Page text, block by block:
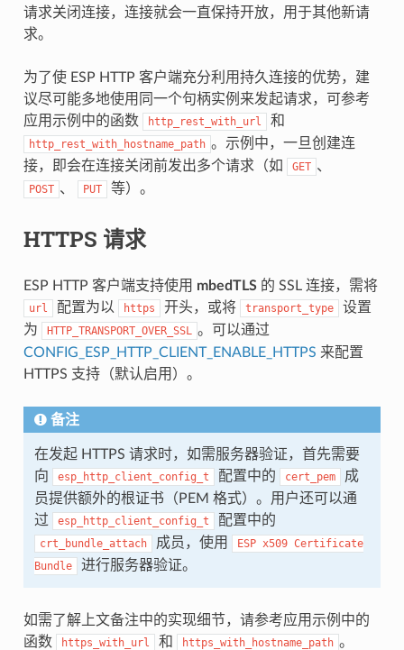
请求关闭连接，连接就会一直保持开放，用于其他新请
求。
为了使 ESP HTTP 客户端充分利用持久连接的优势，建
议尽可能多地使用同一个句柄实例来发起请求，可参考
应用示例中的函数
http_rest_with_url 和
http_rest_with_hostname_path 。示例中，一旦创建连
接，即会在连接关闭前发出多个请求（如
GET 、
POST 、 PUT 等）。
HTTPS 请求
ESP HTTP 客户端支持使用 mbedTLS的 SSL 连接，需将
url 配置为以 https 开头，或将 transport_type
设置
为
HTTP_TRANSPORT_OVER_SSL 。可以通过
CONFIG_ESP_HTTP_CLIENT_ENABLE_HTTPS 来配置
HTTPS 支持（默认启用）。
备注
在发起 HTTPS 请求时，如需服务器验证，首先需要
向
esp_http_client_config_t 配置中的 cert_pem
成
员提供额外的根证书（PEM 格式）。用户还可以通
过
esp_http_client_config_t 配置中的
crt_bundle_attach 成员，使用 ESP x509 Certificate
Bundle
进行服务器验证。
如需了解上文备注中的实现细节，请参考应用示例中的
函数
https_with_url 和 https_with_hostname_path 。